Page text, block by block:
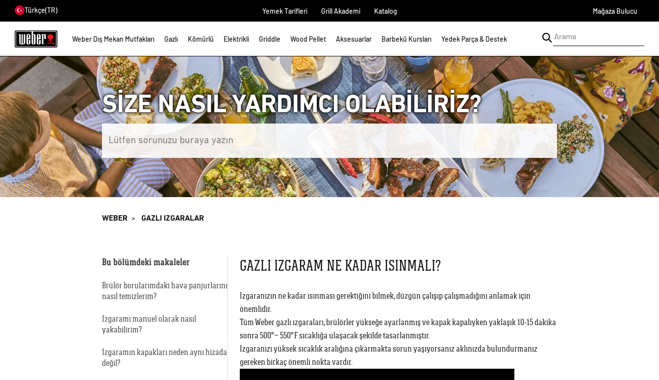
Türkçe(TR) Yemek Tarifleri Grill Akademi Katalog Mağaza Bulucu
Weber Dış Mekan Mutfakları Gazlı Kömürlü Elektrikli Griddle Wood Pellet Aksesuarlar Barbekü Kursları Yedek Parça & Destek
SİZE NASIL YARDIMCI OLABİLİRİZ?
WEBER GAZLI IZGARALAR
Bu bölümdeki makaleler
Brülör borularımdaki hava panjurlarını
nasıl temizlerim?
Izgaramı manuel olarak nasıl
yakabilirim?
Izgaramın kapakları neden aynı hizada
değil?
GAZLI IZGARAM NE KADAR ISINMALI?
Izgaranızın ne kadar ısınması gerektiğini bilmek, düzgün çalışıp çalışmadığını anlamak için
önemlidir.
Tüm Weber gazlı ızgaraları, brülörler yükseğe ayarlanmış ve kapak kapalıyken yaklaşık 10-15 dakika
sonra 500° – 550° F sıcaklığa ulaşacak şekilde tasarlanmıştır.
Izgaranızı yüksek sıcaklık aralığına çıkarmakta sorun yaşıyorsanız aklınızda bulundurmanız
gereken birkaç önemli nokta vardır.